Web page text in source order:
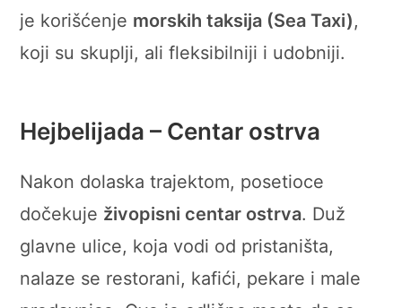
je korišćenje morskih taksija (Sea Taxi),
koji su skuplji, ali fleksibilniji i udobniji.
Hejbelijada – Centar ostrva
Nakon dolaska trajektom, posetioce
dočekuje živopisni centar ostrva. Duž
glavne ulice, koja vodi od pristaništa,
nalaze se restorani, kafići, pekare i male